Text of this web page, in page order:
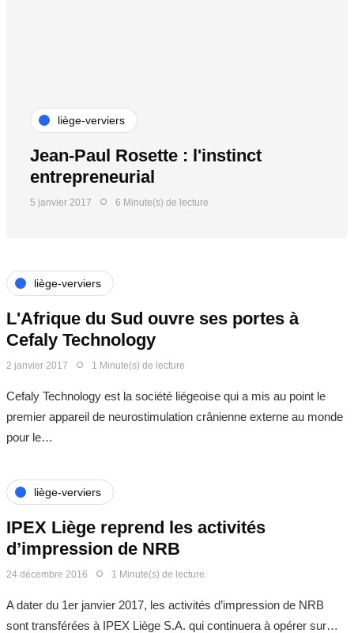
liège-verviers
Jean-Paul Rosette : l'instinct
entrepreneurial
5 janvier 2017 6 Minute(s) de lecture
liège-verviers
L'Afrique du Sud ouvre ses portes à
Cefaly Technology
2 janvier 2017 1 Minute(s) de lecture
Cefaly Technology est la société liégeoise qui a mis au point le
premier appareil de neurostimulation crânienne externe au monde
pour le…
liège-verviers
IPEX Liège reprend les activités
d’impression de NRB
24 décembre 2016 1 Minute(s) de lecture
A dater du 1er janvier 2017, les activités d’impression de NRB
sont transférées à IPEX Liège S.A. qui continuera à opérer sur…